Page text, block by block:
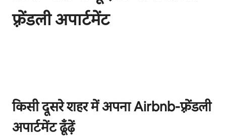
फ़्रेंडली अपार्टमेंट
किसी दूसरे शहर में अपना Airbnb-फ़्रेंडली
अपार्टमेंट ढूँढ़ें